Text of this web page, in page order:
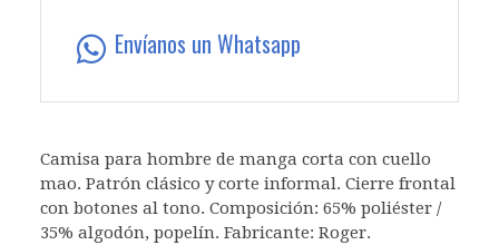
Envíanos un Whatsapp
Camisa para hombre de manga corta con cuello
mao. Patrón clásico y corte informal. Cierre frontal
con botones al tono. Composición: 65% poliéster /
35% algodón, popelín. Fabricante: Roger.